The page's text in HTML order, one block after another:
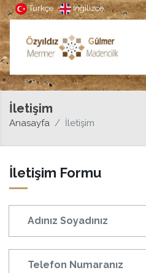
Türkçe İngilizce
İletişim
Anasayfa İletişim
İletişim Formu